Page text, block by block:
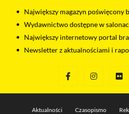
Największy magazyn poświęcony
Wydawnictwo dostępne w
Największy internetowy portal
Newsletter z aktualnościami i
Aktualności Czasopismo